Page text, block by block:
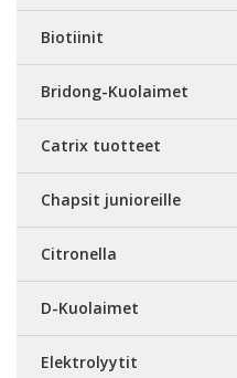
Biotiinit
Bridong-Kuolaimet
Catrix tuotteet
Chapsit junioreille
Citronella
D-Kuolaimet
Elektrolyytit